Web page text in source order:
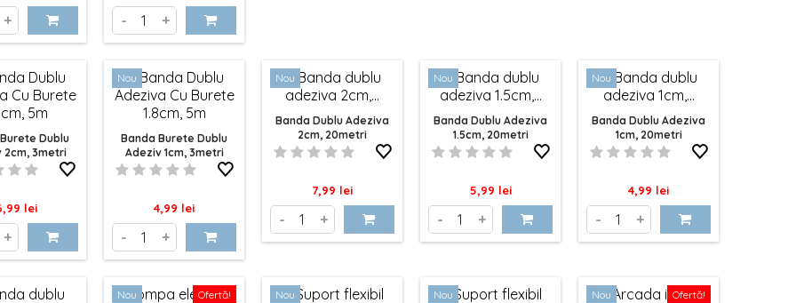
a face din orice eveniment un succes colorat și plin de bucurie.
noastră de Accesorii Baloane este proiectată pentru a face din pregătirea și decorarea evenimentelor
o experiență plăcută și fără stres. Descoperiți gama noastră completă de accesorii pentru
și transformați orice petrecere într-un moment memorabil, plin de baloane colorate și accesorii
La noi, fiecare detaliu contează, iar evenimentele dumneavoastră vor străluci cu adevărat
+ - +
Dublu
2cm, 3metri
lei
+
Nou
Banda Burete Dublu
Adeziv 1cm, 3metri
Pret
4,99 lei
- +
Nou
Banda Dublu Adeziva
2cm, 20metri
Pret
7,99 lei
- +
Nou
Banda Dublu Adeziva
1.5cm, 20metri
Pret
5,99 lei
- +
Nou
Banda Dublu Adeziva
1cm, 20metri
Pret
4,99 lei
- +
Nou Ofertă! Nou Nou Nou Ofertă!